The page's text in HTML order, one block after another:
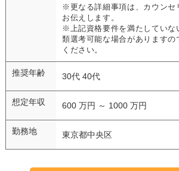
※更なる詳細事項は、カウンセ
お伝えします。
※上記資格要件を満たしていな
類選考可能な場合がありますの
ください。
推奨年齢 30代 40代
想定年収 600 万円 ～ 1000 万円
勤務地 東京都中央区